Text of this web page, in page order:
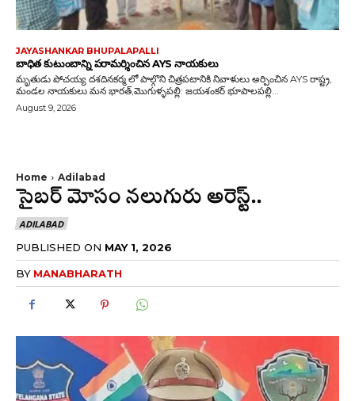
JAYASHANKAR BHUPALAPALLI
బాధిత కుటుంబాన్ని పరామర్శించిన AYS నాయకులు
మృతుడు పోచయ్య దశదినకర్మ లో పాల్గొని చిత్రపటానికి నివాళులు అర్పించిన AYS రాష్ట్ర,
మండల నాయకులు మన భారత్,మొగుళ్ళపల్లి: జయశంకర్ భూపాలపల్లి...
August 9, 2026